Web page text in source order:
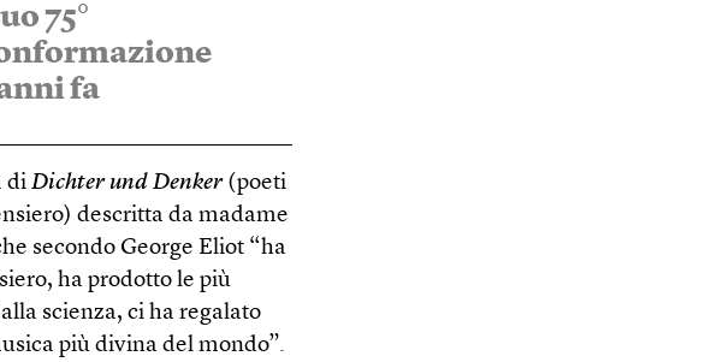
75°
fa
di Dichter und Denker(poeti
descritta da madame
secondo George Eliot “ha
ha prodotto le più
scienza, ci ha regalato
più divina del mondo”.